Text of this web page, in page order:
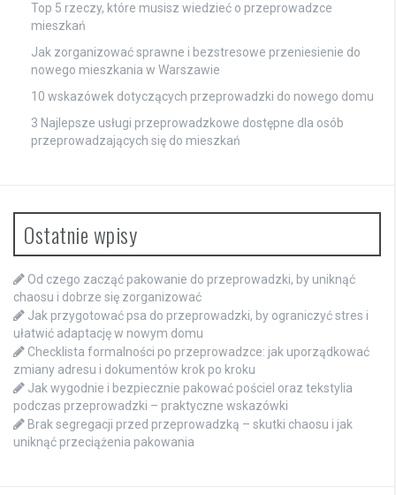
Top 5 rzeczy, które musisz wiedzieć o przeprowadzce
mieszkań
Jak zorganizować sprawne i bezstresowe przeniesienie do
nowego mieszkania w Warszawie
10 wskazówek dotyczących przeprowadzki do nowego domu
3 Najlepsze usługi przeprowadzkowe dostępne dla osób
przeprowadzających się do mieszkań
Ostatnie wpisy
Od czego zacząć pakowanie do przeprowadzki, by uniknąć
chaosu i dobrze się zorganizować
Jak przygotować psa do przeprowadzki, by ograniczyć stres i
ułatwić adaptację w nowym domu
Checklista formalności po przeprowadzce: jak uporządkować
zmiany adresu i dokumentów krok po kroku
Jak wygodnie i bezpiecznie pakować pościel oraz tekstylia
podczas przeprowadzki – praktyczne wskazówki
Brak segregacji przed przeprowadzką – skutki chaosu i jak
uniknąć przeciążenia pakowania